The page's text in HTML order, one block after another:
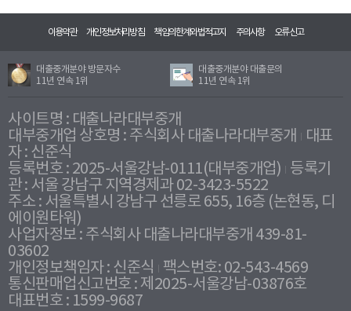
이용약관 개인정보처리방침 책임의한계와법적고지 주의사항 오류신고
대출중개분야 방문자수
11년 연속 1위
대출중개분야 대출문의
11년 연속 1위
사이트명 : 대출나라대부중개
대부중개업 상호명 : 주식회사 대출나라대부중개
대표
자 : 신준식
등록번호 : 2025-서울강남-0111(대부중개업) 등록기
관 : 서울 강남구 지역경제과 02-3423-5522
주소 : 서울특별시 강남구 선릉로 655, 16층 (논현동, 디
에이원타워)
사업자정보 : 주식회사 대출나라대부중개 439-81-
03602
개인정보책임자 : 신준식
팩스번호: 02-543-4569
통신판매업신고번호 : 제2025-서울강남-03876호
대표번호 : 1599-9687